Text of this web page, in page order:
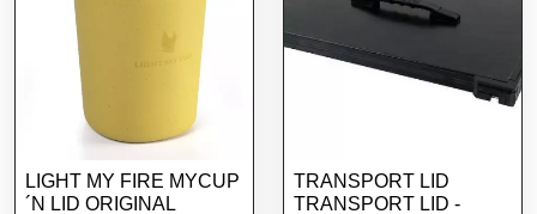
LIGHT MY FIRE MYCUP
´N LID ORIGINAL
TRANSPORT LID
TRANSPORT LID -